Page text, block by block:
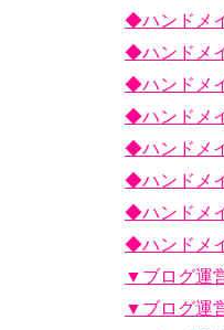
◆ハンドメ
◆ハンドメ
◆ハンドメ
◆ハンドメ
◆ハンドメ
◆ハンドメ
◆ハンドメ
◆ハンドメ
▼ブログ運
▼ブログ運